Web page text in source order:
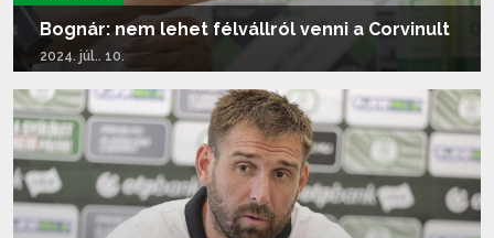
Bognár: nem lehet félvállról venni a Corvinult
2024. júl.. 10.
Tovább olvasom...